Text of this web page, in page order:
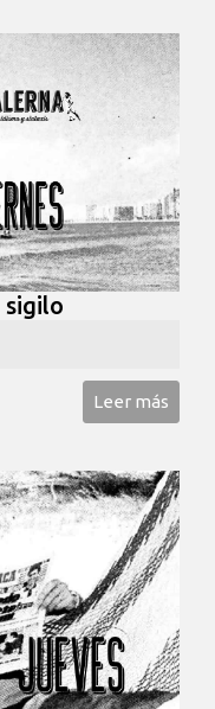
sigilo
Leer más